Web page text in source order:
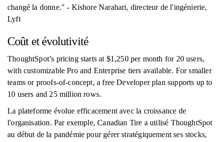
changé la donne." - Kishore Narahari, directeur de l'ingénierie,
Lyft
Coût et évolutivité
ThoughtSpot’s pricing starts at $1,250 per month for 20 users,
with customizable Pro and Enterprise tiers available. For smaller
teams or proofs-of-concept, a free Developer plan supports up to
10 users and 25 million rows.
La plateforme évolue efficacement avec la croissance de
l'organisation. Par exemple, Canadian Tire a utilisé ThoughtSpot
au début de la pandémie pour gérer stratégiquement ses stocks,